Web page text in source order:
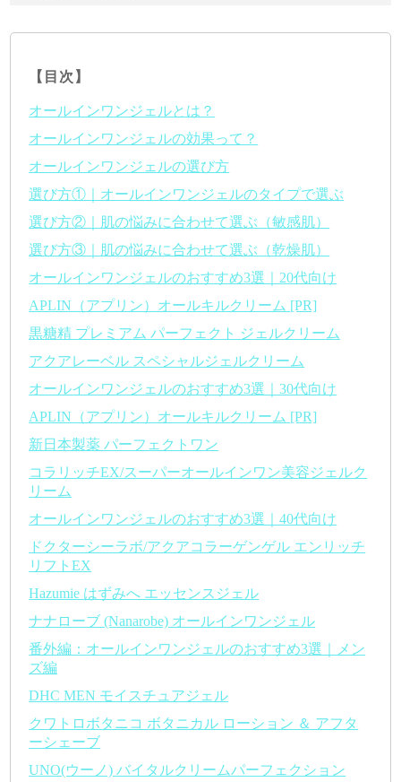
【目次】
オールインワンジェルとは？
オールインワンジェルの効果って？
オールインワンジェルの選び方
選び方①｜オールインワンジェルのタイプで選ぶ
選び方②｜肌の悩みに合わせて選ぶ（敏感肌）
選び方③｜肌の悩みに合わせて選ぶ（乾燥肌）
オールインワンジェルのおすすめ3選｜20代向け
APLIN（アプリン）オールキルクリーム [PR]
黒糖精 プレミアム パーフェクト ジェルクリーム
アクアレーベル スペシャルジェルクリーム
オールインワンジェルのおすすめ3選｜30代向け
APLIN（アプリン）オールキルクリーム [PR]
新日本製薬 パーフェクトワン
コラリッチEX/スーパーオールインワン美容ジェルク
リーム
オールインワンジェルのおすすめ3選｜40代向け
ドクターシーラボ/アクアコラーゲンゲル エンリッチ
リフトEX
Hazumie はずみへ エッセンスジェル
ナナローブ (Nanarobe) オールインワンジェル
番外編：オールインワンジェルのおすすめ3選｜メン
ズ編
DHC MEN モイスチュアジェル
クワトロボタニコ ボタニカル ローション ＆ アフタ
ーシェーブ
UNO(ウーノ) バイタルクリームパーフェクション